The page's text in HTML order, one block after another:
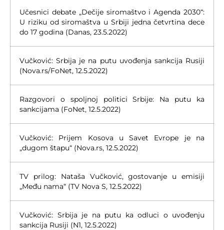
Učesnici debate „Dečije siromaštvo i Agenda 2030“:
U riziku od siromaštva u Srbiji jedna četvrtina dece
do 17 godina (Danas, 23.5.2022)
Vučković: Srbija je na putu uvođenja sankcija Rusiji
(Nova.rs/FoNet, 12.5.2022)
Razgovori o spoljnoj politici Srbije: Na putu ka
sankcijama (FoNet, 12.5.2022)
Vučković: Prijem Kosova u Savet Evrope je na
„dugom štapu“ (Nova.rs, 12.5.2022)
TV prilog: Nataša Vučković, gostovanje u emisiji
„Među nama“ (TV Nova S, 12.5.2022)
Vučković: Srbija je na putu ka odluci o uvođenju
sankcija Rusiji (N1, 12.5.2022)